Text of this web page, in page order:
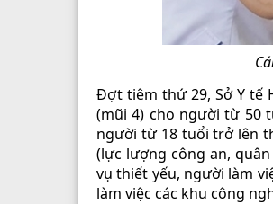
Đợt tiêm thứ 29, Sở Y tế
(mũi 4) cho người từ 50
người từ 18 tuổi trở lên
(lực lượng công an,
vụ thiết yếu, người làm
làm việc các khu công